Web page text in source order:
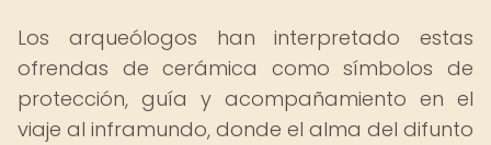
Los arqueólogos han interpretado estas
ofrendas de cerámica como símbolos de
protección, guía y acompañamiento en el
viaje al inframundo, donde el alma del difunto